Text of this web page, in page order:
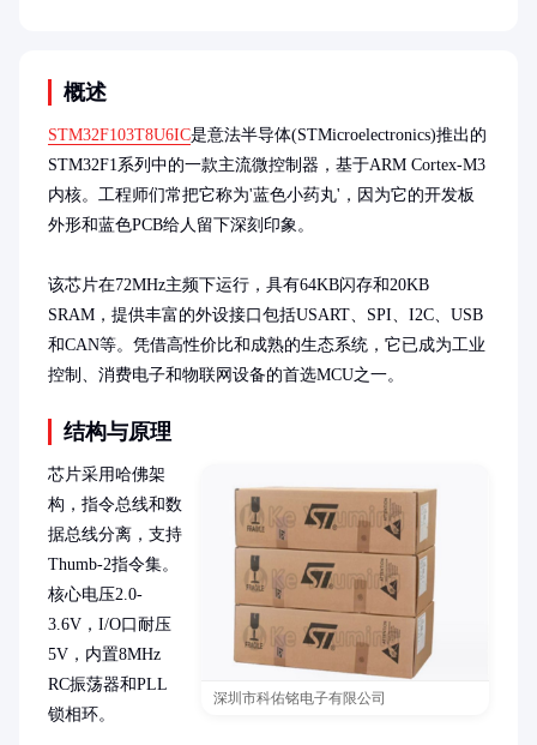
概述
STM32F103T8U6IC是意法半导体(STMicroelectronics)推出的
STM32F1系列中的一款主流微控制器，基于ARM Cortex-M3
内核。工程师们常把它称为'蓝色小药丸'，因为它的开发板
外形和蓝色PCB给人留下深刻印象。
该芯片在72MHz主频下运行，具有64KB闪存和20KB
SRAM，提供丰富的外设接口包括USART、SPI、I2C、USB
和CAN等。凭借高性价比和成熟的生态系统，它已成为工业
控制、消费电子和物联网设备的首选MCU之一。
结构与原理
深圳市科佑铭电子有限公司
芯片采用哈佛架
构，指令总线和数
据总线分离，支持
Thumb-2指令集。
核心电压2.0-
3.6V，I/O口耐压
5V，内置8MHz
RC振荡器和PLL
锁相环。